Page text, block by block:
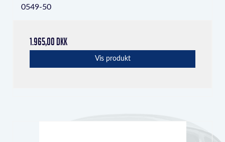
0549-50
1.965,00 DKK
Vis produkt